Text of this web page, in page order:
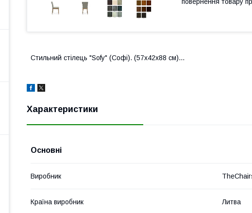
повернення товару
Стильний стілець "Sofy" (Софі). (57х42х88 см)...
Характеристики
Основні
Виробник
Країна виробник Литва